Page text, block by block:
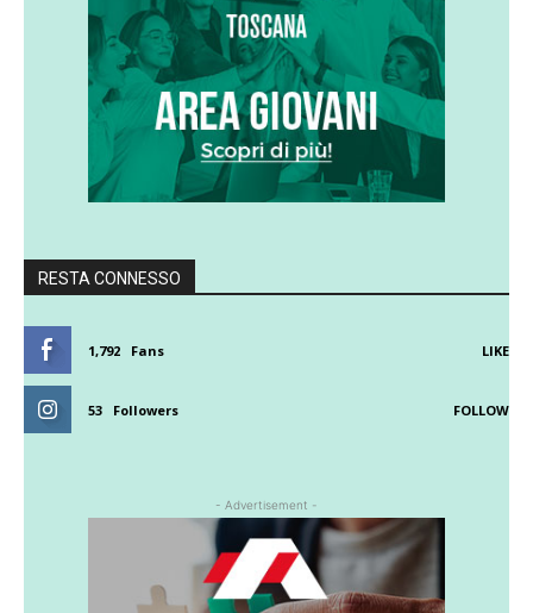
RESTA CONNESSO
1,792 Fans LIKE
53 Followers FOLLOW
- Advertisement -